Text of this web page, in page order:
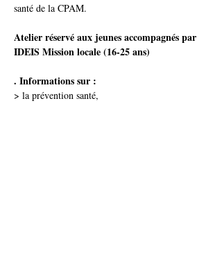
santé de la CPAM.
Atelier réservé aux jeunes accompagnés par
IDEIS Mission locale (16-25 ans)
. Informations sur :
> la prévention santé,